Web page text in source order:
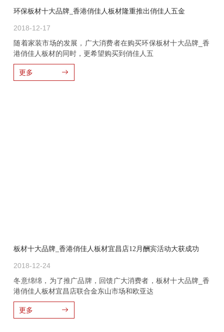
环保板材十大品牌_香港俏佳人板材隆重推出俏佳人五金
2018-12-17
随着家装市场的发展，广大消费者在购买环保板材十大品牌_香
港俏佳人板材的同时，更希望购买到俏佳人五
更多
板材十大品牌_香港俏佳人板材宜昌店12月酬宾活动大获成功
2018-12-24
冬意绵绵，为了推广品牌，回馈广大消费者，板材十大品牌_香
港俏佳人板材宜昌店联合金东山市场和欧亚达
更多